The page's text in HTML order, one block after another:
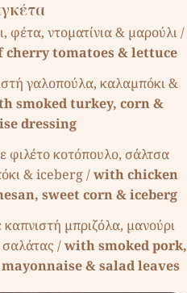
φέτα, ντοµατίνια & µαρούλι /
tomatoes & lettuce
γαλοπούλα, καλαµπόκι &
smoked turkey, corn &
dressing
φιλέτο κοτόπουλο, σάλτσα
& iceberg /with chicken
sweet corn & iceberg
καπνιστή µπριζόλα, µανούρι
/with smoked pork,
& salad leaves